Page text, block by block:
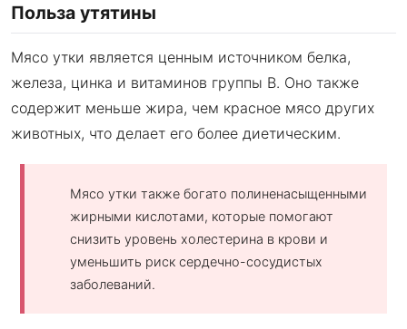
Польза утятины
Мясо утки является ценным источником белка,
железа, цинка и витаминов группы В. Оно также
содержит меньше жира, чем красное мясо других
животных, что делает его более диетическим.
Мясо утки также богато полиненасыщенными
жирными кислотами, которые помогают
снизить уровень холестерина в крови и
уменьшить риск сердечно-сосудистых
заболеваний.